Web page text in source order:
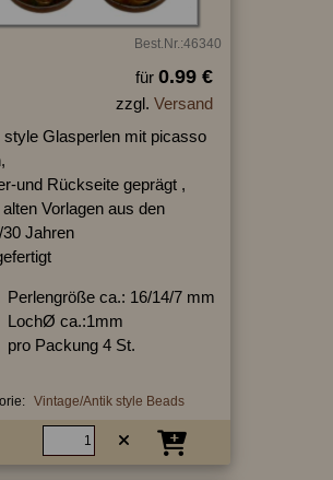
Best.Nr.:46340
für 0.99 €
zzgl. Versand
style Glasperlen mit picasso
und Rückseite geprägt ,
Vorlagen aus den
30 Jahren
Perlengröße ca.: 16/14/7 mm
LochØ ca.:1mm
pro Packung 4 St.
Vintage/Antik style Beads